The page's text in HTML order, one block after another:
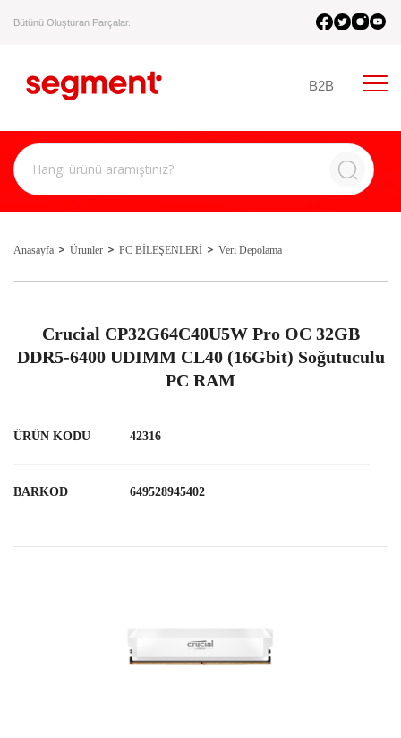
Bütünü Oluşturan Parçalar.
B2B
Anasayfa Ürünler PC BİLEŞENLERİ Veri Depolama
Crucial CP32G64C40U5W Pro OC 32GB
DDR5-6400 UDIMM CL40 (16Gbit) Soğutuculu
PC RAM
ÜRÜN KODU 42316
BARKOD 649528945402